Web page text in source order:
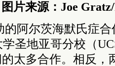
图片来源：Joe
的阿尔茨海默氏症
圣地亚哥分校（
太多合作。相反，